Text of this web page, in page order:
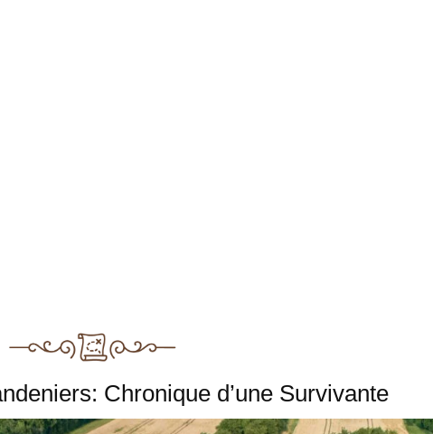
Chronique d’une Survivante